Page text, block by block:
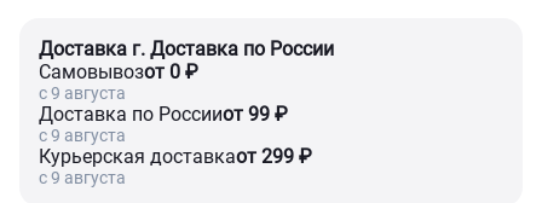
Доставка г. Доставка по России
Самовывозот 0 ₽
c 9 августа
Доставка по Россииот 99 ₽
c 9 августа
Курьерская доставкаот 299 ₽
c 9 августа